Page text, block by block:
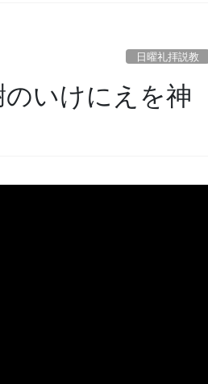
日曜礼拝説教
いけにえを神